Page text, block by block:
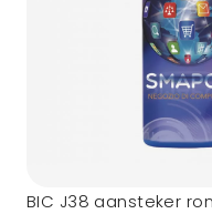
BIC J38 aansteker